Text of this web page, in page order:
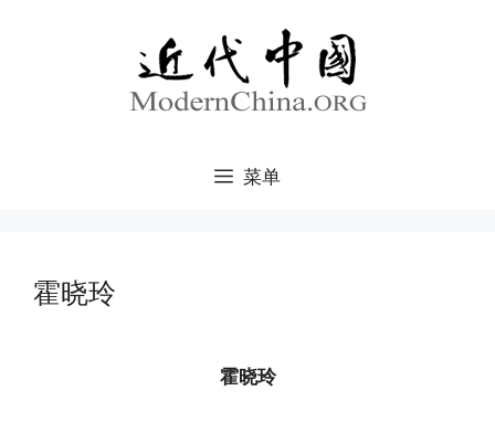
菜单
霍晓玲
霍晓玲